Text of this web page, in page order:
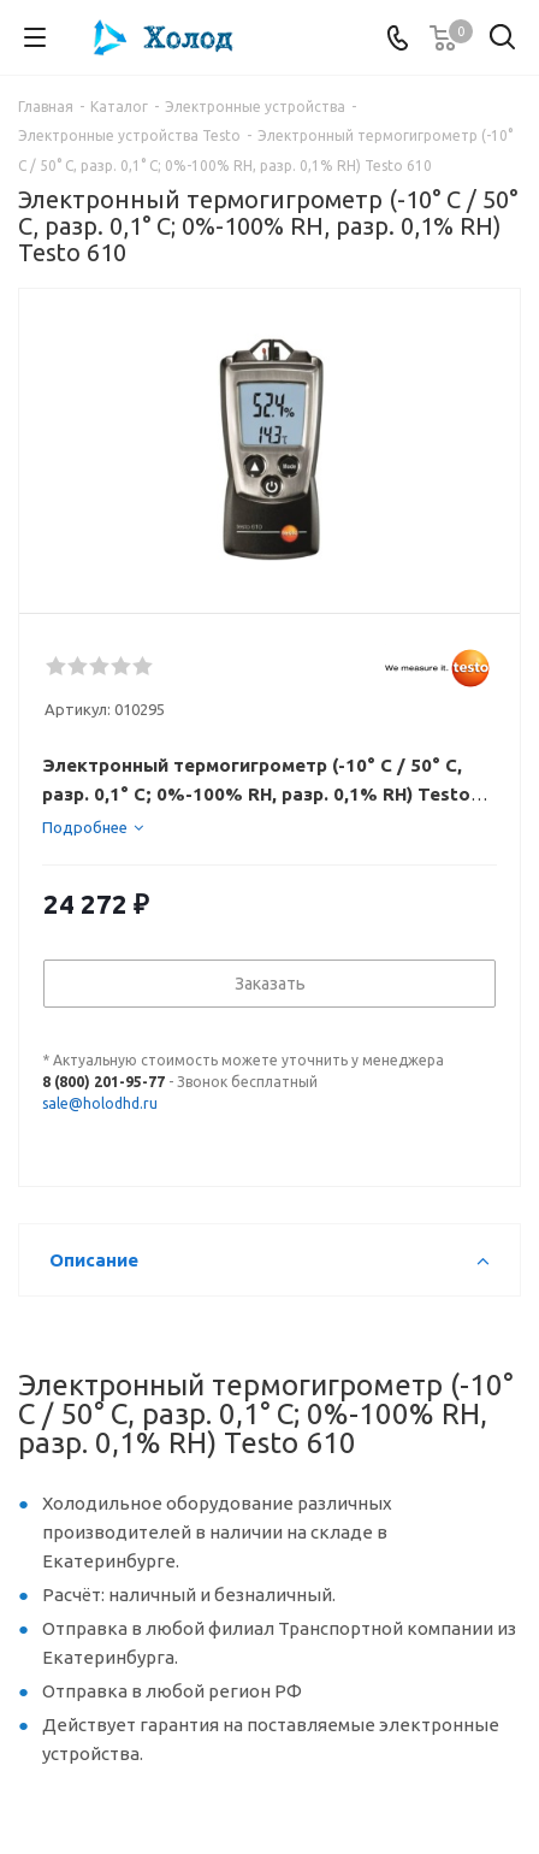
0
Главная - Каталог - Электронные устройства -
Электронные устройства Testo - Электронный термогигрометр (-10°
С / 50° С, разр. 0,1° С; 0%-100% RH, разр. 0,1% RH) Testo 610
Электронный термогигрометр (-10° С / 50°
С, разр. 0,1° С; 0%-100% RH, разр. 0,1% RH)
Testo 610
Артикул: 010295
Электронный термогигрометр (-10° С / 50° С,
разр. 0,1° С; 0%-100% RH, разр. 0,1% RH) Testo
610
Подробнее
24 272 ₽
Заказать
* Актуальную стоимость можете уточнить у менеджера
8 (800) 201-95-77 - Звонок бесплатный
sale@holodhd.ru
Описание
Электронный термогигрометр (-10°
С / 50° С, разр. 0,1° С; 0%-100% RH,
разр. 0,1% RH) Testo 610
Холодильное оборудование различных
производителей в наличии на складе в
Екатеринбурге.
Расчёт: наличный и безналичный.
Отправка в любой филиал Транспортной компании из
Екатеринбурга.
Отправка в любой регион РФ
Действует гарантия на поставляемые электронные
устройства.